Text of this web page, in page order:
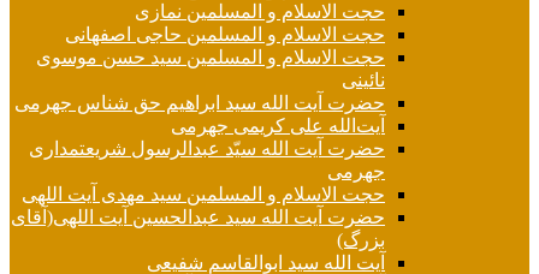
حجت الاسلام و المسلمین نمازی
حجت الاسلام و المسلمین حاجی اصفهانی
حجت الاسلام و المسلمین سید حسن موسوی
نائینی
حضرت آیت الله سید ابراهیم حق شناس جهرمی
آیت‌الله علی کریمی جهرمی
حضرت آيت الله سیّد عبدالرسول شریعتمداری
جهرمی
حجت الاسلام و المسلمین سید مهدی آیت اللهی
حضرت آیت الله سید عبدالحسین آیت اللهی(آقای
بزرگ)
آیت الله سید ابوالقاسم شفیعی